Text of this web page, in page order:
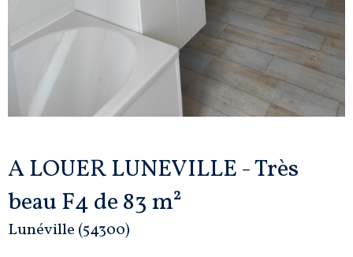
A LOUER LUNEVILLE - Très
beau F4 de 83 m²
Lunéville (54300)